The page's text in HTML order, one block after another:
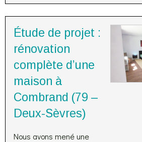
Étude de projet :
rénovation
complète d’une
maison à
Combrand (79 –
Deux-Sèvres)
Nous avons mené une